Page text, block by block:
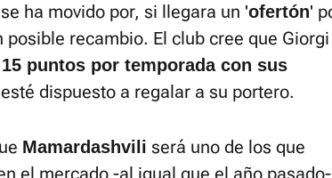
ha movido por, si llegara un 'ofertón'
recambio. El club cree que Giorgi
puntos por temporada con sus
dispuesto a regalar a su portero.
Mamardashvili será uno de los que
el mercado -al igual que el año